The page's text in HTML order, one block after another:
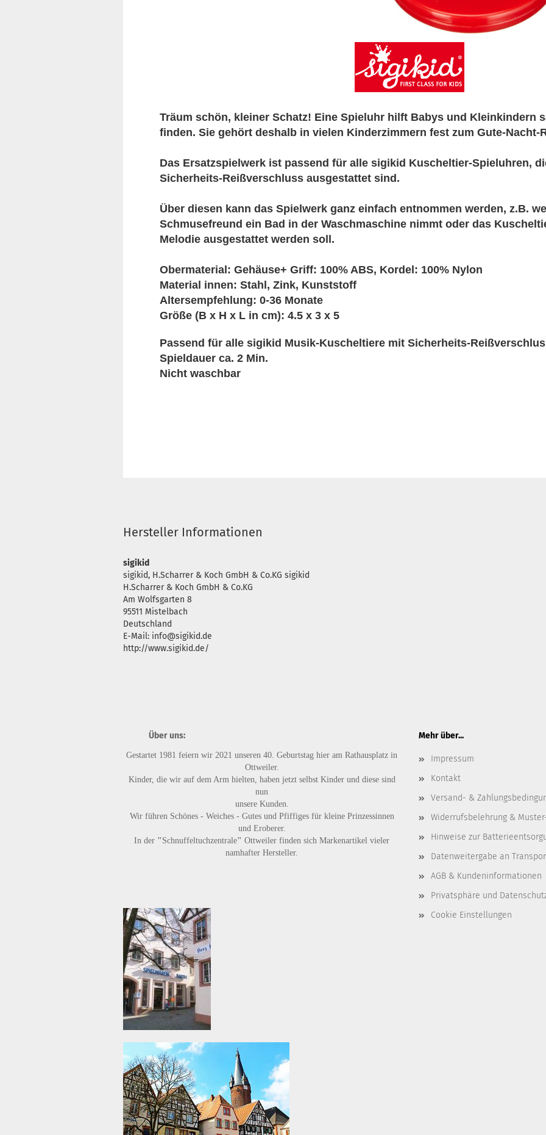
Träum schön, kleiner Schatz! Eine Spieluhr hilft Babys und Kleinkindern
finden. Sie gehört deshalb in vielen Kinderzimmern fest zum Gute-Nacht-
Das Ersatzspielwerk ist passend für alle sigikid Kuscheltier-Spieluhren,
Sicherheits-Reißverschluss ausgestattet sind.
Über diesen kann das Spielwerk ganz einfach entnommen werden, z.B.
Schmusefreund ein Bad in der Waschmaschine nimmt oder das
Melodie ausgestattet werden soll.
Obermaterial: Gehäuse+ Griff: 100% ABS, Kordel: 100% Nylon
Material innen: Stahl, Zink, Kunststoff
Altersempfehlung: 0-36 Monate
Größe (B x H x L in cm): 4.5 x 3 x 5
Passend für alle sigikid Musik-Kuscheltiere mit Sicherheits-
Spieldauer ca. 2 Min.
Nicht waschbar
Hersteller Informationen
sigikid
sigikid, H.Scharrer & Koch GmbH & Co.KG sigikid
H.Scharrer & Koch GmbH & Co.KG
Am Wolfsgarten 8
95511 Mistelbach
Deutschland
E-Mail: info@sigikid.de
http://www.sigikid.de/
Über uns:
Gestartet 1981 feiern wir 2021 unseren 40. Geburtstag hier am Rathausplatz in
Ottweiler.
Kinder, die wir auf dem Arm hielten, haben jetzt selbst Kinder und diese sind
nun
unsere Kunden.
Wir führen Schönes - Weiches - Gutes und Pfiffigesfür kleine Prinzessinnen
und Eroberer.
In der " Schnuffeltuchzentrale" Ottweiler finden sich Markenartikel vieler
namhafter Hersteller.
Mehr über...
Impressum
Kontakt
Versand- &
Widerrufsbelehrung &
Hinweise zur
Datenweitergabe an
AGB & Kundeninformationen
Privatsphäre und
Cookie Einstellungen